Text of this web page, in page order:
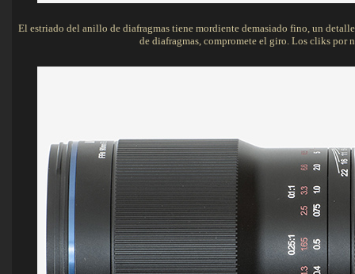
El estriado del anillo de diafragmas tiene mordiente demasiado fino, un
de diafragmas, compromete el giro. Los cliks por